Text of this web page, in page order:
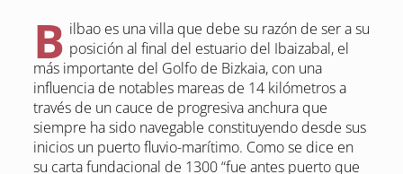
B ilbao es una villa que debe su razón de ser a su
posición al final del estuario del Ibaizabal, el
más importante del Golfo de Bizkaia, con una
influencia de notables mareas de 14 kilómetros a
través de un cauce de progresiva anchura que
siempre ha sido navegable constituyendo desde sus
inicios un puerto fluvio-marítimo. Como se dice en
su carta fundacional de 1300 “fue antes puerto que